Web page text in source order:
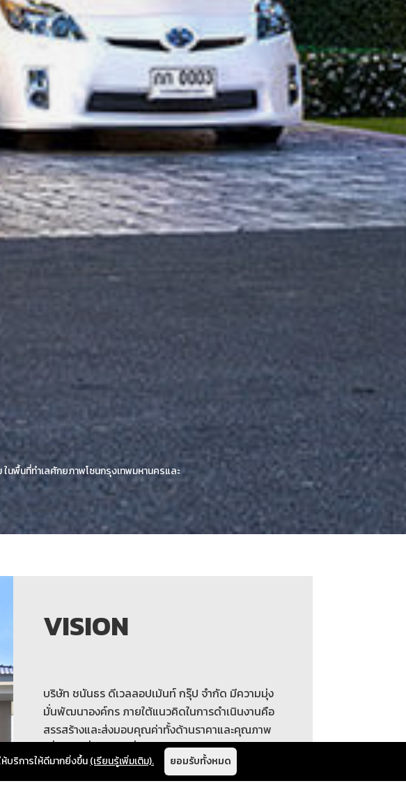
พื้นที่ทำเลศักยภาพโซนกรุงเทพมหานครและ
VISION
บริษัท ชนันธร ดีเวลลอปเม้นท์ กรุ๊ป จำกัด มีความมุ่ง
มั่นพัฒนาองค์กร ภายใต้แนวคิดในการดำเนินงานคือ
สรรสร้างและส่งมอบคุณค่าทั้งด้านราคาและคุณภาพ
เพื่อให้ได้ที่อยู่อาศัยที่สามารถตอบสนองความต้องการ
ของผู้บริโภคสูงสุด โดยพัฒนาและขายที่อยู่อาศัยทั้ง
ประเภทบ้านเดี่ยว ทาวน์โฮม และคอนโดมิเนียม ทั้งใน
บริการให้ดีมากยิ่งขึ้น(เรียนรู้เพิ่มเติม). ยอมรับทั้งหมด